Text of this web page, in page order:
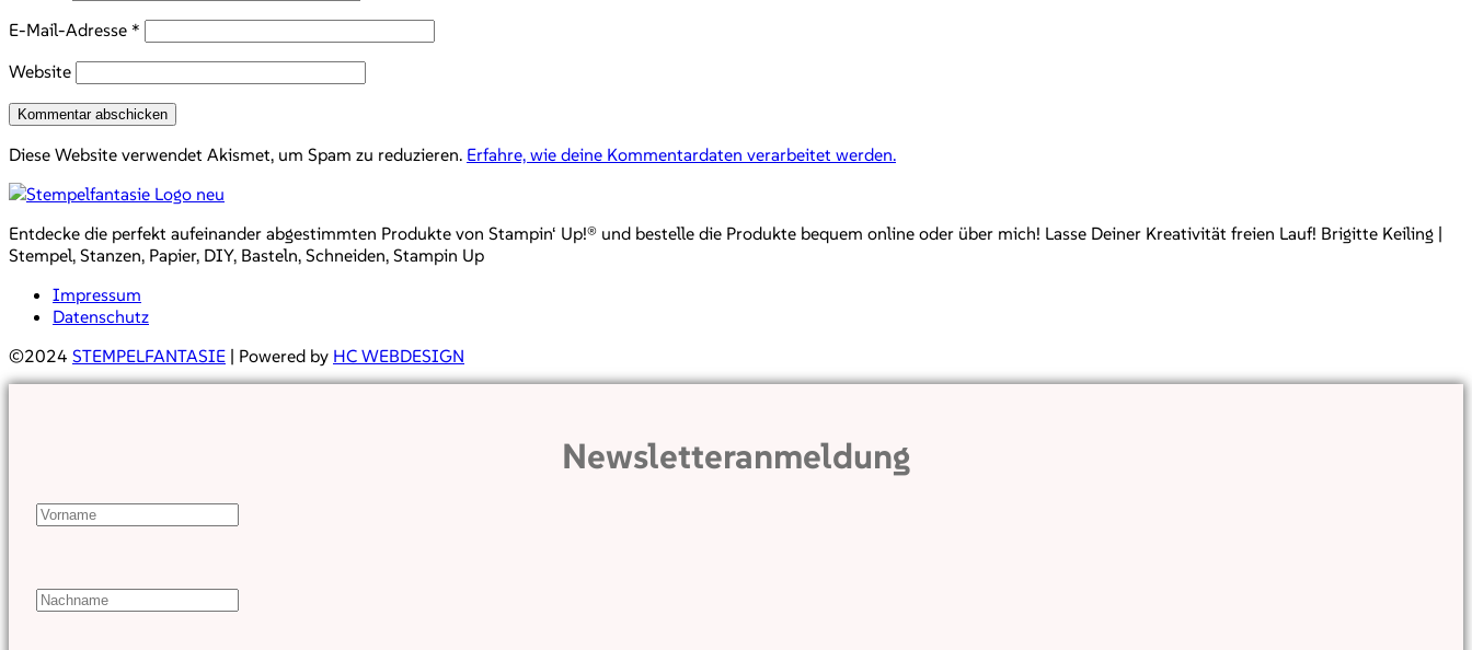
E-Mail-Adresse *
Website
Diese Website verwendet Akismet, um Spam zu reduzieren. Erfahre, wie deine Kommentardaten verarbeitet werden.
Entdecke die perfekt aufeinander abgestimmten Produkte von Stampin‘ Up!® und bestelle die Produkte bequem online oder über mich! Lasse Deiner Kreativität freien Lauf! Brigitte Keiling |
Stempel, Stanzen, Papier, DIY, Basteln, Schneiden, Stampin Up
Impressum
Datenschutz
©2024 STEMPELFANTASIE | Powered by HC WEBDESIGN
Newsletteranmeldung